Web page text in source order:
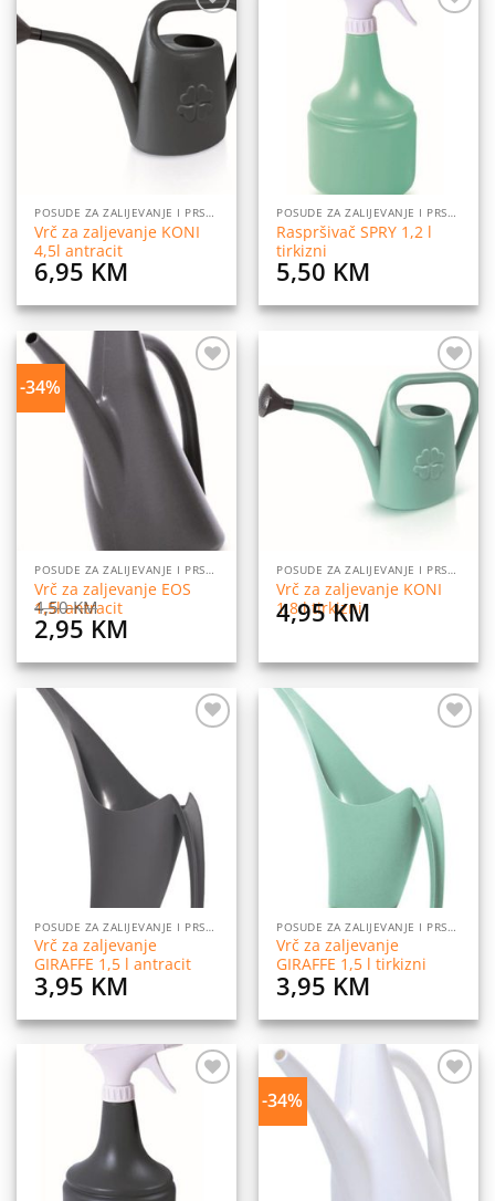
na
listu
POSUDE ZA ZALIJEVANJE I PRSKANJE CVIJEĆA
Vrč za zaljevanje KONI
4,5l antracit
6,95 KM
POSUDE ZA ZALIJEVANJE I PRSKANJE CVIJEĆA
Raspršivač SPRY 1,2 l
tirkizni
5,50 KM
-34%
Dodaj
listu
želja
POSUDE ZA ZALIJEVANJE I PRSKANJE CVIJEĆA
Vrč za zaljevanje EOS
1,5l antracit
4,50KM
Original
price
was:
4,50 KM.
2,95 KM
is:
2,95 KM.
Dodaj
listu
želja
POSUDE ZA ZALIJEVANJE I PRSKANJE CVIJEĆA
Vrč za zaljevanje KONI
1,8 l tirkizni
4,95KM
POSUDE ZA ZALIJEVANJE I PRSKANJE CVIJEĆA
Vrč za zaljevanje
GIRAFFE 1,5 l antracit
3,95 KM
želja
POSUDE ZA ZALIJEVANJE I PRSKANJE CVIJEĆA
Vrč za zaljevanje
GIRAFFE 1,5 l tirkizni
3,95 KM
-34%
Dodaj
listu